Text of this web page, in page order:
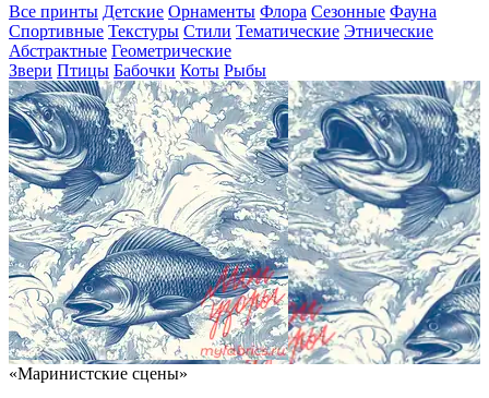
Все принты Детские Орнаменты Флора Сезонные Фауна
Спортивные Текстуры Стили Тематические Этнические
Абстрактные Геометрические
Звери Птицы Бабочки Коты Рыбы
«Маринистские сцены»